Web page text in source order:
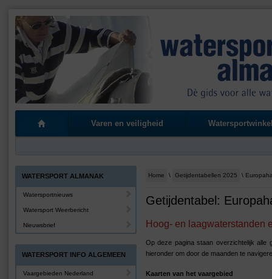
Varen en veiligheid
Home \ Getijdentabellen 2025 \
Getijdentabel:
Hoog- en laagwaterstanden
Op deze pagina staan overzichtelijk alle
hieronder om door de maanden te
Kaarten van het vaargebied
WATERSPORT ALMANAK
Watersportnieuws
Watersport Weerbericht
Nieuwsbrief
WATERSPORT INFO ALGEMEEN
Vaargebieden Nederland